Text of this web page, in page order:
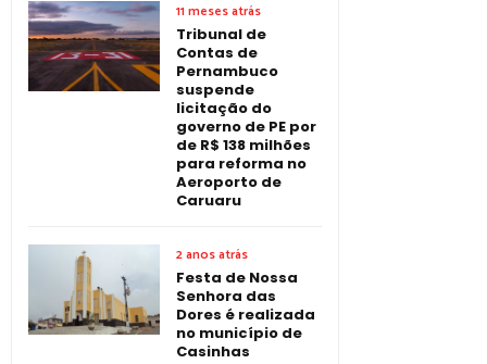
11 meses atrás
Tribunal de
Contas de
Pernambuco
suspende
licitação do
governo de PE por
de R$ 138 milhões
para reforma no
Aeroporto de
Caruaru
2 anos atrás
Festa de Nossa
Senhora das
Dores é realizada
no município de
Casinhas